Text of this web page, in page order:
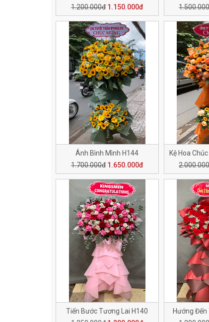
1.200.000đ 1.150.000đ
Ánh Bình Mình H144
1.700.000đ 1.650.000đ
Tiến Bước Tương Lai H140
Hướng Đến